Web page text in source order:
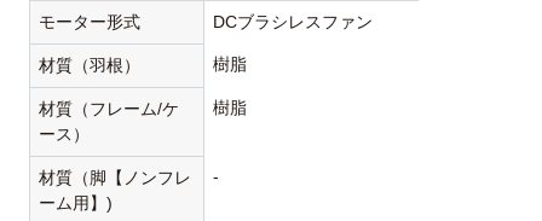
モーター形式 DCブラシレスファン
材質（羽根） 樹脂
材質（フレーム/ケ
ース）
樹脂
材質（脚【ノンフレ
ーム用】)
-